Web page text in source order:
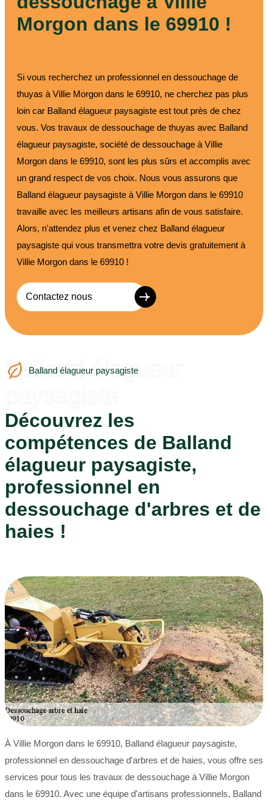
Morgon dans le 69910 !
Si vous recherchez un professionnel en dessouchage de
thuyas à Villie Morgon dans le 69910, ne cherchez pas plus
loin car Balland élagueur paysagiste est tout près de chez
vous. Vos travaux de dessouchage de thuyas avec Balland
élagueur paysagiste, société de dessouchage à Villie
Morgon dans le 69910, sont les plus sûrs et accomplis avec
un grand respect de vos choix. Nous vous assurons que
Balland élagueur paysagiste à Villie Morgon dans le 69910
travaille avec les meilleurs artisans afin de vous satisfaire.
Alors, n'attendez plus et venez chez Balland élagueur
paysagiste qui vous transmettra votre devis gratuitement à
Villie Morgon dans le 69910 !
Contactez nous
Balland élagueur paysagiste
Balland élagueur
Découvrez les
compétences de Balland
élagueur paysagiste,
professionnel en
dessouchage d'arbres et de
haies !
À Villie Morgon dans le 69910, Balland élagueur paysagiste,
professionnel en dessouchage d'arbres et de haies, vous offre ses
services pour tous les travaux de dessouchage à Villie Morgon
dans le 69910. Avec une équipe d'artisans professionnels, Balland